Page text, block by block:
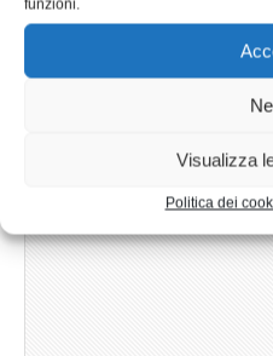
funzioni.
Visualizza
Politica dei